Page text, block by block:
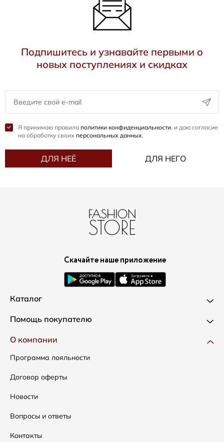
Подпишитесь и узнавайте первыми о
новых поступлениях и скидках
Я принимаю правила политики конфиденциальности, и даю согласие
на обработку своих персональных данных.
ДЛЯ НЕЁ ДЛЯ НЕГО
Скачайте наше приложение
Каталог
Новинки
Одежда
Сумки
Аксессуары
Распродажа
Подарочные сертификаты
Помощь покупателю
Доставка и оплата
Как оформить заказ
Условия возвратов
Таблица размеров
Уход за одеждой
О компании
Программа лояльности
Договор оферты
Новости
Вопросы и ответы
Контакты